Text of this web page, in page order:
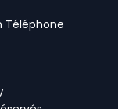
Téléphone